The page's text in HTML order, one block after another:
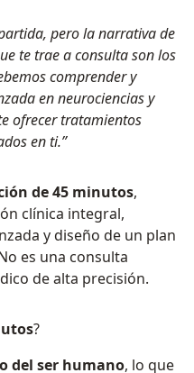
pero la narrativa de
te trae a consulta son los
comprender y
en neurociencias y
ofrecer tratamientos
en ti.”
de 45 minutos,
clínica integral,
y diseño de un plan
es una consulta
de alta precisión.
?
del ser humano, lo que